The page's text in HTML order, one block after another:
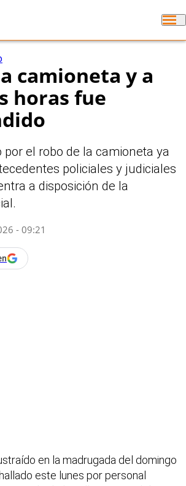
camioneta y a
horas fue
por el robo de la camioneta ya
policiales y judiciales
a disposición de la
- 09:21
en la madrugada del domingo
este lunes por personal